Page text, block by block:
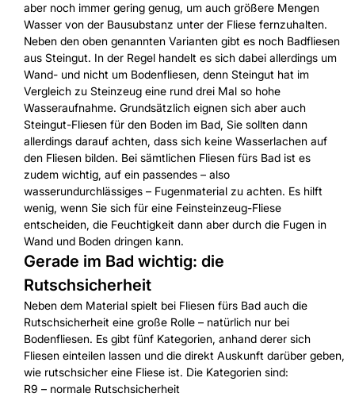
aber noch immer gering genug, um auch größere Mengen
Wasser von der Bausubstanz unter der Fliese fernzuhalten.
Neben den oben genannten Varianten gibt es noch Badfliesen
aus Steingut. In der Regel handelt es sich dabei allerdings um
Wand- und nicht um Bodenfliesen, denn Steingut hat im
Vergleich zu Steinzeug eine rund drei Mal so hohe
Wasseraufnahme. Grundsätzlich eignen sich aber auch
Steingut-Fliesen für den Boden im Bad, Sie sollten dann
allerdings darauf achten, dass sich keine Wasserlachen auf
den Fliesen bilden. Bei sämtlichen Fliesen fürs Bad ist es
zudem wichtig, auf ein passendes – also
wasserundurchlässiges – Fugenmaterial zu achten. Es hilft
wenig, wenn Sie sich für eine Feinsteinzeug-Fliese
entscheiden, die Feuchtigkeit dann aber durch die Fugen in
Wand und Boden dringen kann.
Gerade im Bad wichtig: die
Rutschsicherheit
Neben dem Material spielt bei Fliesen fürs Bad auch die
Rutschsicherheit eine große Rolle – natürlich nur bei
Bodenfliesen. Es gibt fünf Kategorien, anhand derer sich
Fliesen einteilen lassen und die direkt Auskunft darüber geben,
wie rutschsicher eine Fliese ist. Die Kategorien sind:
R9 – normale Rutschsicherheit